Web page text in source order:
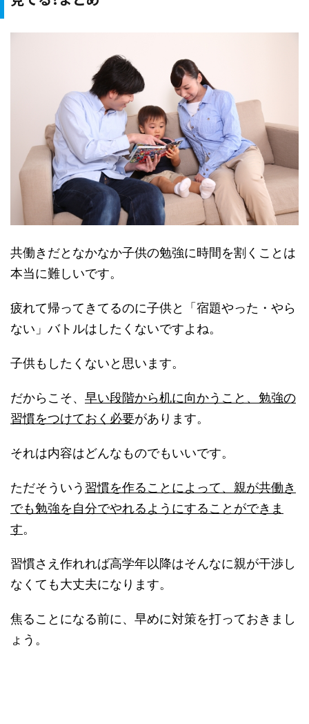
共働きだとなかなか子供の勉強に時間を割くことは
本当に難しいです。
疲れて帰ってきてるのに子供と「宿題やった・やら
ない」バトルはしたくないですよね。
子供もしたくないと思います。
だからこそ、 早い段階から机に向かうこと、勉強の
習慣をつけておく必要があります。
それは内容はどんなものでもいいです。
ただそういう 習慣を作ることによって、親が共働き
でも勉強を自分でやれるようにすることができま
す。
習慣さえ作れれば高学年以降はそんなに親が干渉し
なくても大丈夫になります。
焦ることになる前に、早めに対策を打っておきまし
ょう。